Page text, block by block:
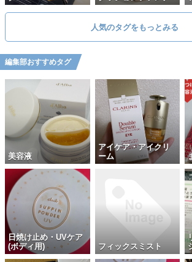
人気のタグをもっとみる
編集部おすすめタグ
美容液
アイケア・アイクリ
ーム
日焼け止め・UVケア
(ボディ用)
フィックスミスト